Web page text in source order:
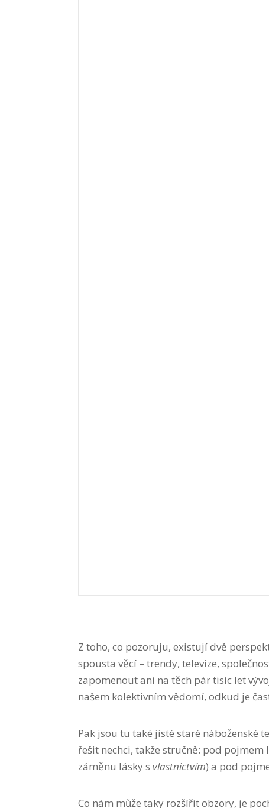
Z toho, co pozoruju, existují dvě
spousta věcí – trendy, televize,
zapomenout ani na těch pár tisíc let
našem kolektivním vědomí, odkud je
Pak jsou tu také jisté staré náboženské
řešit nechci, takže stručně: pod
záměnu lásky s vlastnictvím) a pod
Co nám může taky rozšířit obzory, je